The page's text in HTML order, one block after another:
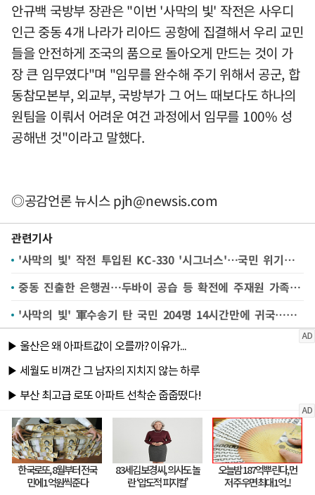
안규백 국방부 장관은 "이번 '사막의 빛' 작전은 사우디
인근 중동 4개 나라가 리아드 공항에 집결해서 우리 교민
들을 안전하게 조국의 품으로 돌아오게 만드는 것이 가
장 큰 임무였다"며 "임무를 완수해 주기 위해서 공군, 합
동참모본부, 외교부, 국방부가 그 어느 때보다도 하나의
원팀을 이뤄서 어려운 여건 과정에서 임무를 100% 성
공해낸 것"이라고 말했다.
◎공감언론 뉴시스pjh@newsis.com
관련기사
'사막의 빛' 작전 투입된 KC-330 '시그너스'…국민 위기때마다 구한 '하늘의 주유소'
중동 진출한 은행권…두바이 공습 등 확전에 주재원 가족 '귀국길'
'사막의 빛' 軍수송기 탄 국민 204명 14시간만에 귀국…한국 땅 밟자 '안도'(종합3보)